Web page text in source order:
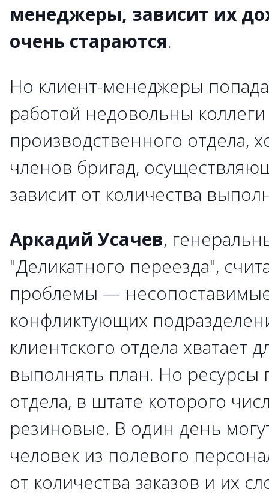
менеджеры, зависит их
очень стараются.
Но клиент-менеджеры
работой недовольны
производственного отдела,
членов бригад,
зависит от количества
Аркадий Усачев,
"Деликатного переезда",
проблемы —
конфликтующих
клиентского отдела хватает
выполнять план. Но ресурсы
отдела, в штате которого
резиновые. В один день
человек из полевого
от количества заказов и их